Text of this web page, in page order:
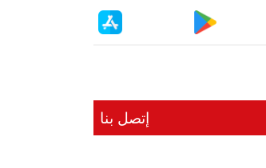
إتصل بنا